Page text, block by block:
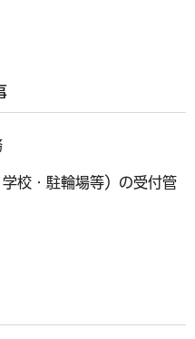
校・駐輪場等）の受付管